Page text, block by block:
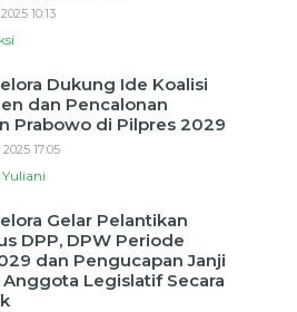
10:13
Dukung Ide Koalisi
dan Pencalonan
Prabowo di Pilpres 2029
17:05
Gelar Pelantikan
DPP, DPW Periode
dan Pengucapan Janji
Anggota Legislatif Secara